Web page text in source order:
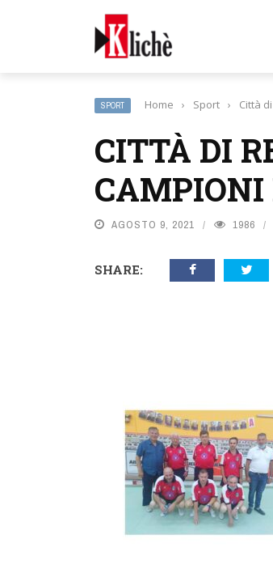
SPORT Home › Sport › Città
CITTÀ DI
CAMPIONI
AGOSTO 9, 2021 1986
SHARE: